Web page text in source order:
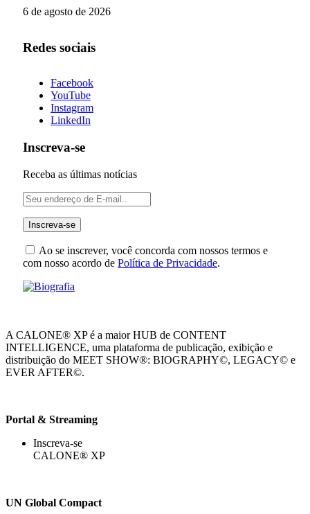
6 de agosto de 2026
Redes sociais
Facebook
YouTube
Instagram
LinkedIn
Inscreva-se
Receba as últimas notícias
Ao se inscrever, você concorda com nossos termos e
com nosso acordo de Política de Privacidade.
A CALONE® XP é a maior HUB de CONTENT
INTELLIGENCE, uma plataforma de publicação, exibição e
distribuição do MEET SHOW®: BIOGRAPHY©, LEGACY© e
EVER AFTER©.
Portal & Streaming
Inscreva-se
CALONE® XP
UN Global Compact